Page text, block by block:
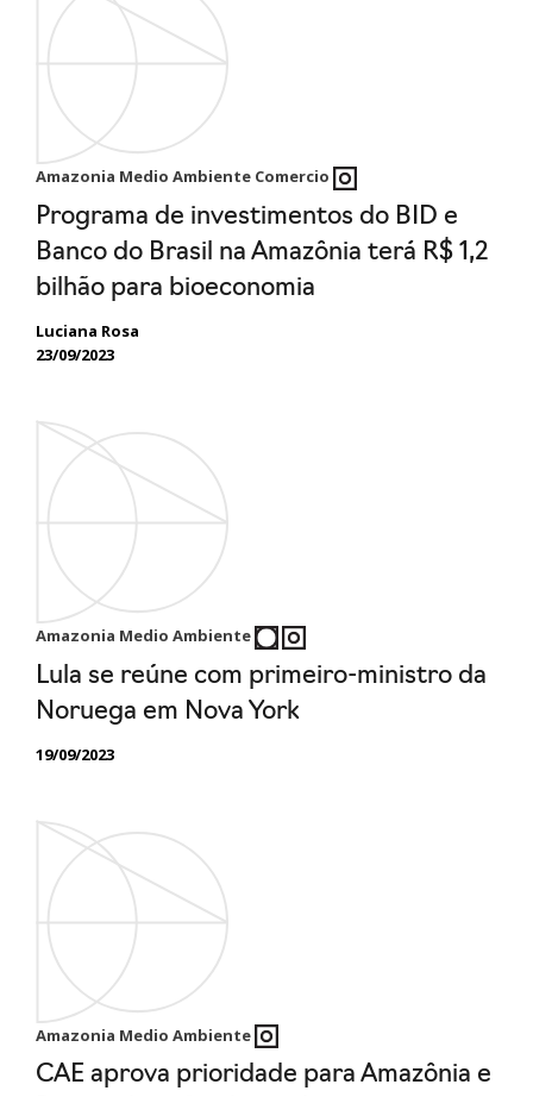
Amazonia Medio Ambiente Comercio
Programa de investimentos do BID e
Banco do Brasil na Amazônia terá R$ 1,2
bilhão para bioeconomia
Luciana Rosa
23/09/2023
Amazonia Medio Ambiente
Lula se reúne com primeiro-ministro da
Noruega em Nova York
19/09/2023
Amazonia Medio Ambiente
CAE aprova prioridade para Amazônia e